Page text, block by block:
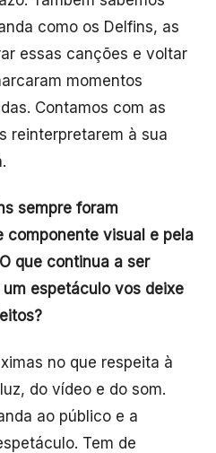
como os Delfins, as
essas canções e voltar
momentos
Contamos com as
reinterpretarem à sua
sempre foram
componente visual e pela
que continua a ser
espetáculo vos deixe
no que respeita à
do vídeo e do som.
ao público e a
Tem de